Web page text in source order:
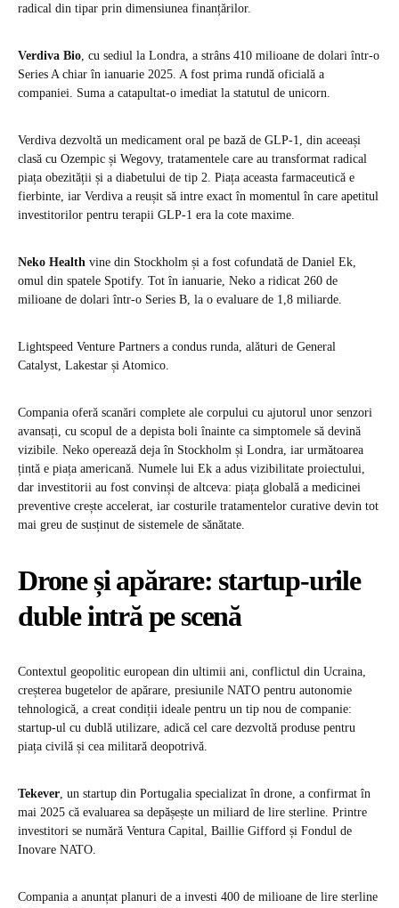
radical din tipar prin dimensiunea finanțărilor.
Verdiva Bio, cu sediul la Londra, a strâns 410 milioane de dolari într-o
Series A chiar în ianuarie 2025. A fost prima rundă oficială a
companiei. Suma a catapultat-o imediat la statutul de unicorn.
Verdiva dezvoltă un medicament oral pe bază de GLP-1, din aceeași
clasă cu Ozempic și Wegovy, tratamentele care au transformat radical
piața obezității și a diabetului de tip 2. Piața aceasta farmaceutică e
fierbinte, iar Verdiva a reușit să intre exact în momentul în care apetitul
investitorilor pentru terapii GLP-1 era la cote maxime.
Neko Health vine din Stockholm și a fost cofundată de Daniel Ek,
omul din spatele Spotify. Tot în ianuarie, Neko a ridicat 260 de
milioane de dolari într-o Series B, la o evaluare de 1,8 miliarde.
Lightspeed Venture Partners a condus runda, alături de General
Catalyst, Lakestar și Atomico.
Compania oferă scanări complete ale corpului cu ajutorul unor senzori
avansați, cu scopul de a depista boli înainte ca simptomele să devină
vizibile. Neko operează deja în Stockholm și Londra, iar următoarea
țintă e piața americană. Numele lui Ek a adus vizibilitate proiectului,
dar investitorii au fost convinși de altceva: piața globală a medicinei
preventive crește accelerat, iar costurile tratamentelor curative devin tot
mai greu de susținut de sistemele de sănătate.
Drone și apărare: startup-urile
duble intră pe scenă
Contextul geopolitic european din ultimii ani, conflictul din Ucraina,
creșterea bugetelor de apărare, presiunile NATO pentru autonomie
tehnologică, a creat condiții ideale pentru un tip nou de companie:
startup-ul cu dublă utilizare, adică cel care dezvoltă produse pentru
piața civilă și cea militară deopotrivă.
Tekever, un startup din Portugalia specializat în drone, a confirmat în
mai 2025 că evaluarea sa depășește un miliard de lire sterline. Printre
investitori se numără Ventura Capital, Baillie Gifford și Fondul de
Inovare NATO.
Compania a anunțat planuri de a investi 400 de milioane de lire sterline